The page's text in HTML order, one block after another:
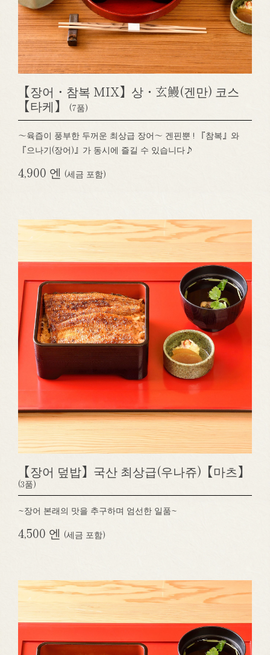
【장어・참복 MIX】상・玄鰻(겐만) 코스
【타케】
(7품)
～육즙이 풍부한 두꺼운 최상급 장어～ 겐핀뿐 ! 『참복』와
『으나기(장어)』가 동시에 즐길 수 있습니다♪
4,900 엔 (세금 포함)
【장어 덮밥】국산 최상급(우나쥬)【마츠】
(3품)
~장어 본래의 맛을 추구하며 엄선한 일품~
4,500 엔 (세금 포함)